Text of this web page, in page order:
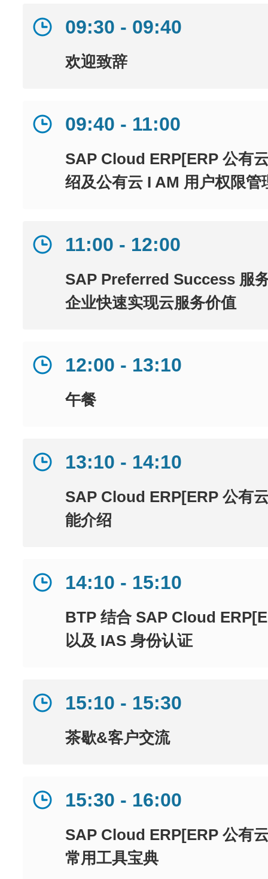
09:30 - 09:40
欢迎致辞
09:40 - 11:00
SAP Cloud ERP[ERP 公有
绍及公有云 I AM 用户权限管
11:00 - 12:00
SAP Preferred Success 服
企业快速实现云服务价值
12:00 - 13:10
午餐
13:10 - 14:10
SAP Cloud ERP[ERP 公有
能介绍
14:10 - 15:10
BTP 结合 SAP Cloud
以及 IAS 身份认证
15:10 - 15:30
茶歇&客户交流
15:30 - 16:00
SAP Cloud ERP[ERP 公有
常用工具宝典